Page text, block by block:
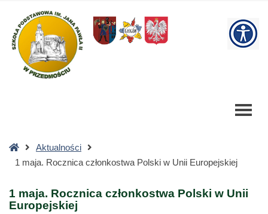
maja.
Rocznica
członkostwa
Szkoła
Strona
główna
Aktualności
1 maja. Rocznica członkostwa Polski w Unii Europejskiej
1 maja. Rocznica członkostwa Polski w Unii
Europejskiej